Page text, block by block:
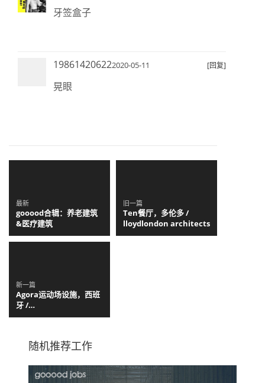
牙签盒子
198614206222020-05-11 [回复]
晃眼
最新
gooood合辑：养老建筑
&医疗建筑
旧一篇
Ten餐厅，多伦多 /
lloydlondon architects
新一篇
Agora运动场设施，西班
牙 /
unparelld'arquitectes
随机推荐工作